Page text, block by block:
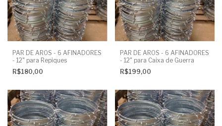
PAR DE AROS - 6 AFINADORES
- 12" para Repiques
R$180,00
PAR DE AROS - 6 AFINADORES
- 12" para Caixa de Guerra
R$199,00